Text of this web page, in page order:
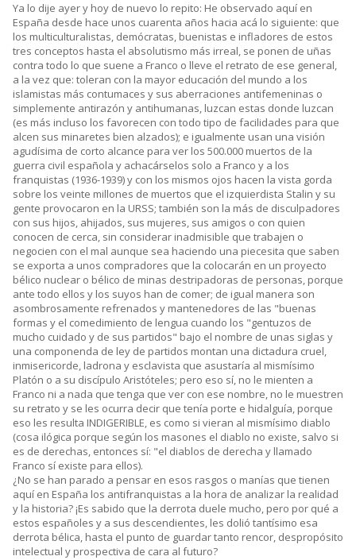
Ya lo dije ayer y hoy de nuevo lo repito: He observado aquí en
España desde hace unos cuarenta años hacia acá lo siguiente: que
los multiculturalistas, demócratas, buenistas e infladores de estos
tres conceptos hasta el absolutismo más irreal, se ponen de uñas
contra todo lo que suene a Franco o lleve el retrato de ese general,
a la vez que: toleran con la mayor educación del mundo a los
islamistas más contumaces y sus aberraciones antifemeninas o
simplemente antirazón y antihumanas, luzcan estas donde luzcan
(es más incluso los favorecen con todo tipo de facilidades para que
alcen sus minaretes bien alzados); e igualmente usan una visión
agudísima de corto alcance para ver los 500.000 muertos de la
guerra civil española y achacárselos solo a Franco y a los
franquistas (1936-1939) y con los mismos ojos hacen la vista gorda
sobre los veinte millones de muertos que el izquierdista Stalin y su
gente provocaron en la URSS; también son la más de disculpadores
con sus hijos, ahijados, sus mujeres, sus amigos o con quien
conocen de cerca, sin considerar inadmisible que trabajen o
negocien con el mal aunque sea haciendo una piecesita que saben
se exporta a unos compradores que la colocarán en un proyecto
bélico nuclear o bélico de minas destripadoras de personas, porque
ante todo ellos y los suyos han de comer; de igual manera son
asombrosamente refrenados y mantenedores de las "buenas
formas y el comedimiento de lengua cuando los "gentuzos de
mucho cuidado y de sus partidos" bajo el nombre de unas siglas y
una componenda de ley de partidos montan una dictadura cruel,
inmisericorde, ladrona y esclavista que asustaría al mismísimo
Platón o a su discípulo Aristóteles; pero eso sí, no le mienten a
Franco ni a nada que tenga que ver con ese nombre, no le muestren
su retrato y se les ocurra decir que tenía porte e hidalguía, porque
eso les resulta INDIGERIBLE, es como si vieran al mismísimo diablo
(cosa ilógica porque según los masones el diablo no existe, salvo si
es de derechas, entonces sí: "el diablos de derecha y llamado
Franco sí existe para ellos).
¿No se han parado a pensar en esos rasgos o manías que tienen
aquí en España los antifranquistas a la hora de analizar la realidad
y la historia? ¡Es sabido que la derrota duele mucho, pero por qué a
estos españoles y a sus descendientes, les dolió tantísimo esa
derrota bélica, hasta el punto de guardar tanto rencor, despropósito
intelectual y prospectiva de cara al futuro?